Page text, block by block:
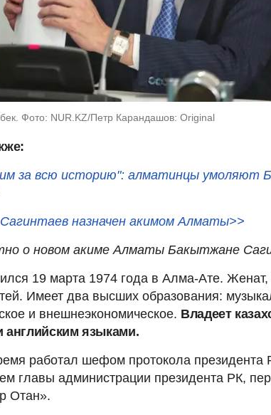
Фото: NUR.KZ/Петр Карандашов: Original
за всю историю": алматинцы умоляют
назначен акимом Алматы>>
о новом акиме Алматы Бакытжане
19 марта 1974 года в Алма-Ате. Женат,
Имеет два высших образования:
и внешнеэкономическое. Владеет
английским языками.
работал шефом протокола президента
главы администрации президента РК,
Отан».